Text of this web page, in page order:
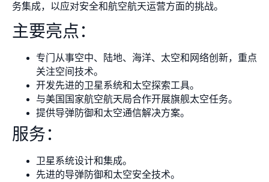
务集成，以应对安全和航空航天运营方面的挑战。
主要亮点：
专门从事空中、陆地、海洋、太空和网络创新，重点
关注空间技术。
开发先进的卫星系统和太空探索工具。
与美国国家航空航天局合作开展旗舰太空任务。
提供导弹防御和太空通信解决方案。
服务：
卫星系统设计和集成。
先进的导弹防御和太空安全技术。